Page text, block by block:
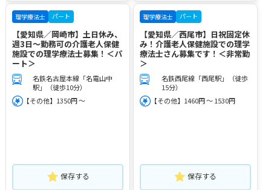
理学療法士 パート
【愛知県／岡崎市】土日休み、
週3日～勤務可の介護老人保健
施設での理学療法士募集！＜パ
ート＞
名鉄名古屋本線「名電山中
駅」（徒歩10分）
【その他】1350円 ～
保存する
理学療法士 パート
【愛知県／西尾市】日祝固定休
み！介護老人保健施設での理学
療法士さん募集です！＜非常勤
＞
名鉄西尾線「西尾駅」（徒歩
15分）
【その他】1460円 ～ 1530円
保存する